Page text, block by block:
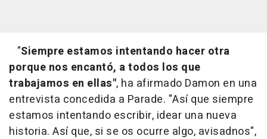
"Siempre estamos intentando hacer otra
porque nos encantó, a todos los que
trabajamos en ellas", ha afirmado Damon en una
entrevista concedida a Parade. "Así que siempre
estamos intentando escribir, idear una nueva
historia. Así que, si se os ocurre algo, avisadnos",